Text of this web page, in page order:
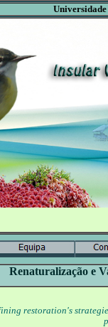
Renaturalização e
restoration's